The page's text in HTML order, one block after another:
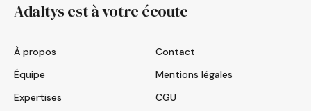
Adaltys est à votre écoute
À propos
Équipe
Expertises
Contact
Mentions légales
CGU